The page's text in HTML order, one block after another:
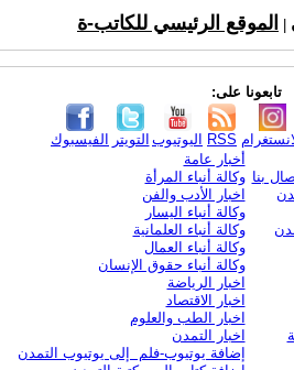
الموقع الرئيسي للكاتب-ة
تابعونا على:
الفيسبوك التويتر اليوتيوب RSS
بنا
أخبار عامة
وكالة أنباء المرأة
اخبار الأدب والفن
وكالة أنباء اليسار
وكالة أنباء العلمانية
وكالة أنباء العمال
وكالة أنباء حقوق الإنسان
اخبار الرياضة
اخبار الاقتصاد
اخبار الطب والعلوم
اخبار التمدن
إضافة يوتيوب-فلم إلى يوتيوب التمدن